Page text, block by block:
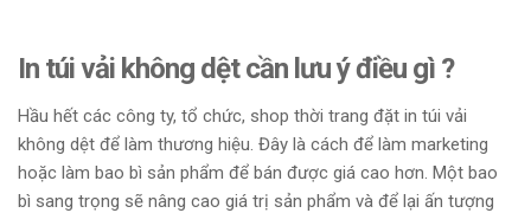
In túi vải không dệt cần lưu ý điều gì ?
Hầu hết các công ty, tổ chức, shop thời trang đặt in túi vải
không dệt để làm thương hiệu. Đây là cách để làm marketing
hoặc làm bao bì sản phẩm để bán được giá cao hơn. Một bao
bì sang trọng sẽ nâng cao giá trị sản phẩm và để lại ấn tượng